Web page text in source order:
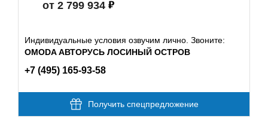
от 2 799 934
Индивидуальные условия озвучим лично. Звоните:
OMODA АВТОРУСЬ ЛОСИНЫЙ ОСТРОВ
+7 (495) 165-93-58
Получить спецпредложение